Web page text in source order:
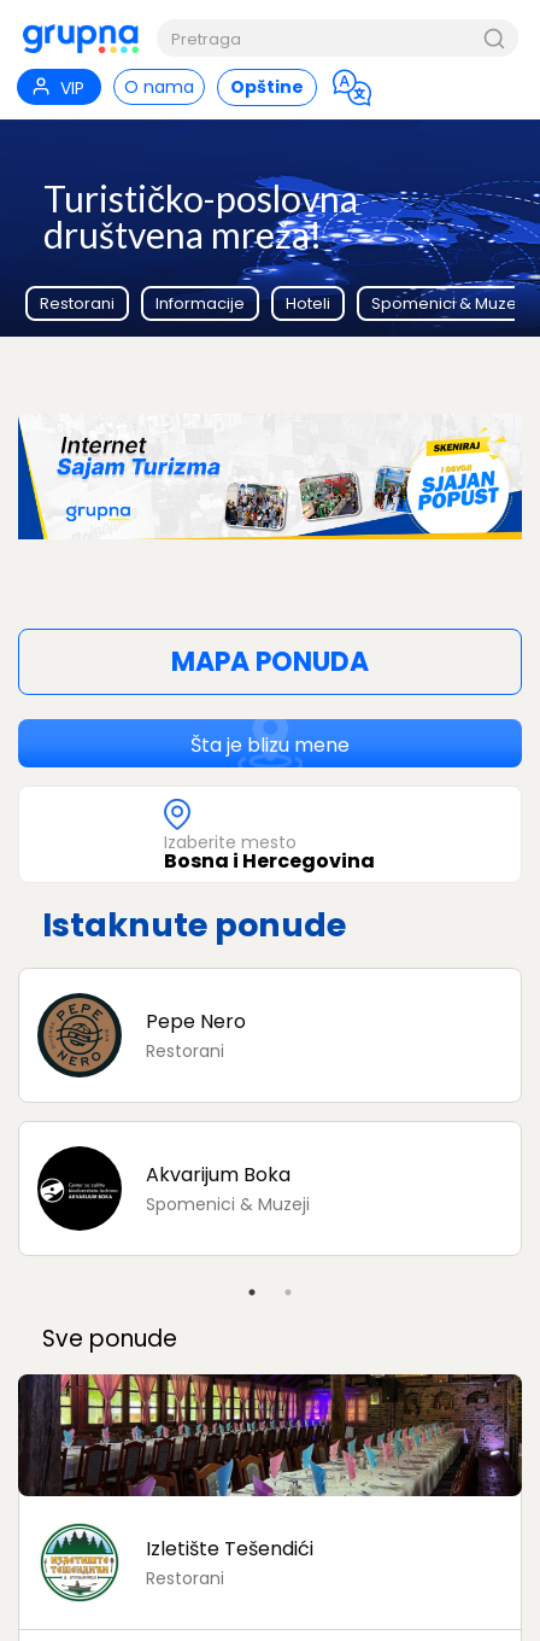
VIP O nama Opštine
Turističko-poslovna
društvena mreža!
Restorani Informacije Hoteli Spomenici & Muzeji
MAPA PONUDA
Šta je blizu mene
Izaberite mesto
Bosna i Hercegovina
Istaknute ponude
Pepe Nero
Restorani
Akvarijum Boka
Spomenici & Muzeji
Sve ponude
Izletište Tešendići
Restorani